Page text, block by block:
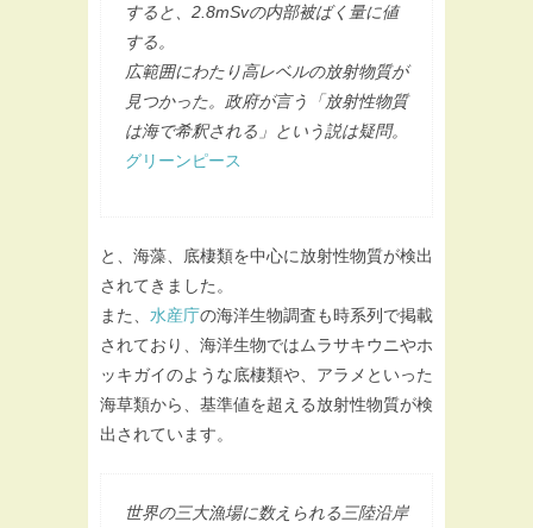
すると、2.8mSvの内部被ばく量に値
する。
広範囲にわたり高レベルの放射物質が
見つかった。政府が言う「放射性物質
は海で希釈される」という説は疑問。
グリーンピース
と、海藻、底棲類を中心に放射性物質が検出
されてきました。
また、 水産庁の海洋生物調査も時系列で掲載
されており、海洋生物ではムラサキウニやホ
ッキガイのような底棲類や、アラメといった
海草類から、基準値を超える放射性物質が検
出されています。
世界の三大漁場に数えられる三陸沿岸